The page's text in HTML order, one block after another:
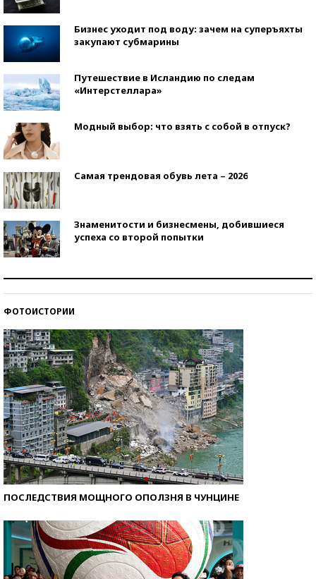
Бизнес уходит под воду: зачем на суперъяхты
закупают субмарины
Путешествие в Исландию по следам
«Интерстеллара»
Модный выбор: что взять с собой в отпуск?
Самая трендовая обувь лета – 2026
Знаменитости и бизнесмены, добившиеся
успеха со второй попытки
ФОТОИСТОРИИ
ПОСЛЕДСТВИЯ МОЩНОГО ОПОЛЗНЯ В ЧУНЦИНЕ